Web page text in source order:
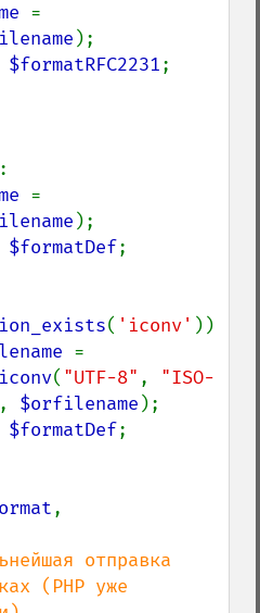
);
$formatRFC2231;
:
);
$formatDef;
( 'iconv' ))
=
iconv( "UTF-8" , "ISO-
, $orfilename );
$formatDef;
отправка
(PHP уже